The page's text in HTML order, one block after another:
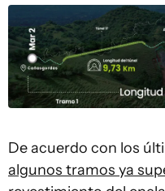
De acuerdo con los
algunos tramos ya